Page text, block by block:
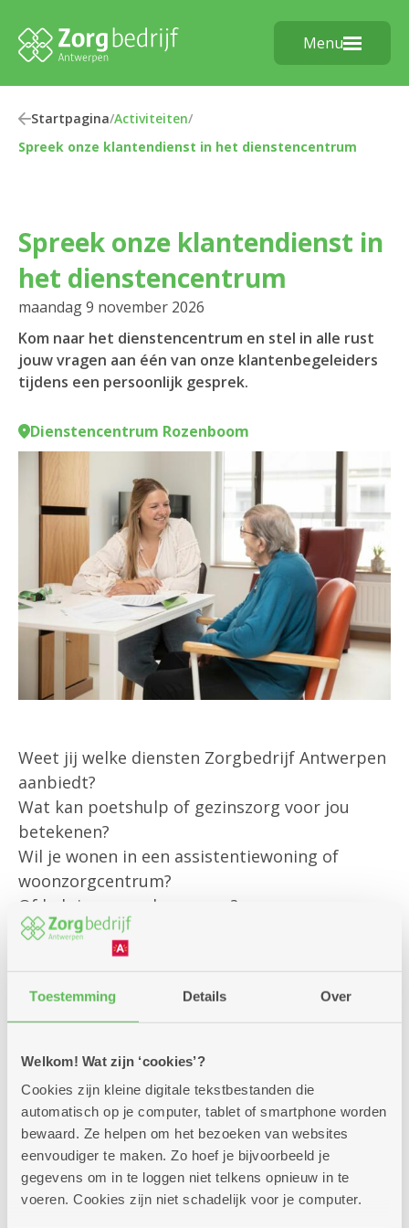
Toestemming Details Over
Welkom! Wat zijn ‘cookies’?
Cookies zijn kleine digitale tekstbestanden die
automatisch op je computer, tablet of smartphone worden
bewaard. Ze helpen om het bezoeken van websites
eenvoudiger te maken. Zo hoef je bijvoorbeeld je
gegevens om in te loggen niet telkens opnieuw in te
voeren. Cookies zijn niet schadelijk voor je computer.
Menu
Startpagina/Activiteiten/
Spreek onze klantendienst in het dienstencentrum
Spreek onze klantendienst in
het dienstencentrum
maandag 9 november 2026
Kom naar het dienstencentrum en stel in alle rust
jouw vragen aan één van onze klantenbegeleiders
tijdens een persoonlijk gesprek.
Dienstencentrum Rozenboom
Weet jij welke diensten Zorgbedrijf Antwerpen
aanbiedt?
Wat kan poetshulp of gezinszorg voor jou
betekenen?
Wil je wonen in een assistentiewoning of
woonzorgcentrum?
Of heb je een andere vraag?
Onze klantenbegeleider is er om jou
persoonlijk te helpen met al jouw vragen rond
bestaande diensten
en om je te informeren over alle
mogelijkheden die we aanbieden.
Kom gerust langs – we helpen je graag verder!
Zitdagen klantendienst